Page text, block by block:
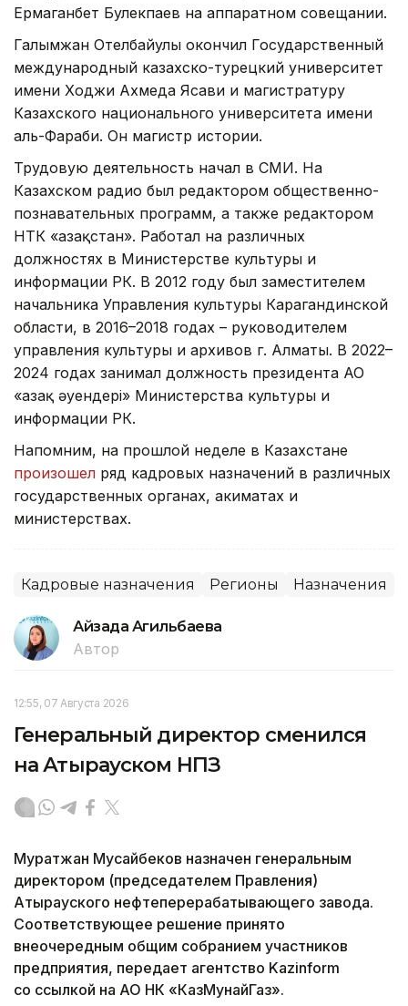
Ермаганбет Булекпаев на аппаратном совещании.
Галымжан Отелбайулы окончил Государственный
международный казахско-турецкий университет
имени Ходжи Ахмеда Ясави и магистратуру
Казахского национального университета имени
аль-Фараби. Он магистр истории.
Трудовую деятельность начал в СМИ. На
Казахском радио был редактором общественно-
познавательных программ, а также редактором
НТК «Қазақстан». Работал на различных
должностях в Министерстве культуры и
информации РК. В 2012 году был заместителем
начальника Управления культуры Карагандинской
области, в 2016–2018 годах – руководителем
управления культуры и архивов г. Алматы. В 2022–
2024 годах занимал должность президента АО
«Қазақ әуендері» Министерства культуры и
информации РК.
Напомним, на прошлой неделе в Казахстане
произошел ряд кадровых назначений в различных
государственных органах, акиматах и
министерствах.
Кадровые назначения Регионы Назначения
Айзада Агильбаева
Автор
12:55, 07 Августа 2026
Генеральный директор сменился
на Атырауском НПЗ
Муратжан Мусайбеков назначен генеральным
директором (председателем Правления)
Атырауского нефтеперерабатывающего завода.
Соответствующее решение принято
внеочередным общим собранием участников
предприятия, передает агентство Kazinform
со ссылкой на АО НК «КазМунайГаз».